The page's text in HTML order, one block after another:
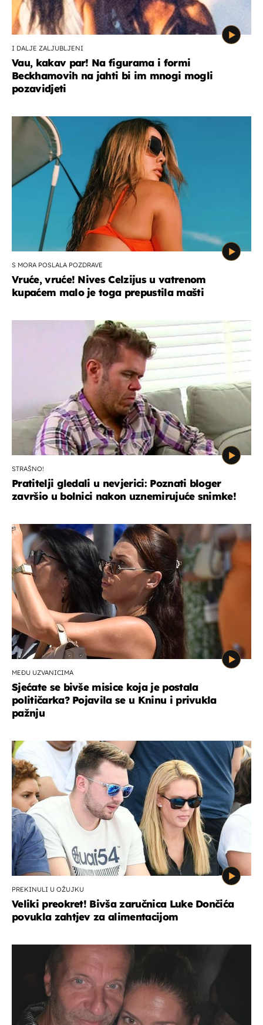
I DALJE ZALJUBLJENI
Vau, kakav par! Na figurama i formi
Beckhamovih na jahti bi im mnogi mogli
pozavidjeti
S MORA POSLALA POZDRAVE
Vruće, vruće! Nives Celzijus u vatrenom
kupaćem malo je toga prepustila mašti
STRAŠNO!
Pratitelji gledali u nevjerici: Poznati bloger
završio u bolnici nakon uznemirujuće snimke!
MEĐU UZVANICIMA
Sjećate se bivše misice koja je postala
političarka? Pojavila se u Kninu i privukla
pažnju
PREKINULI U OŽUJKU
Veliki preokret! Bivša zaručnica Luke Dončića
povukla zahtjev za alimentacijom